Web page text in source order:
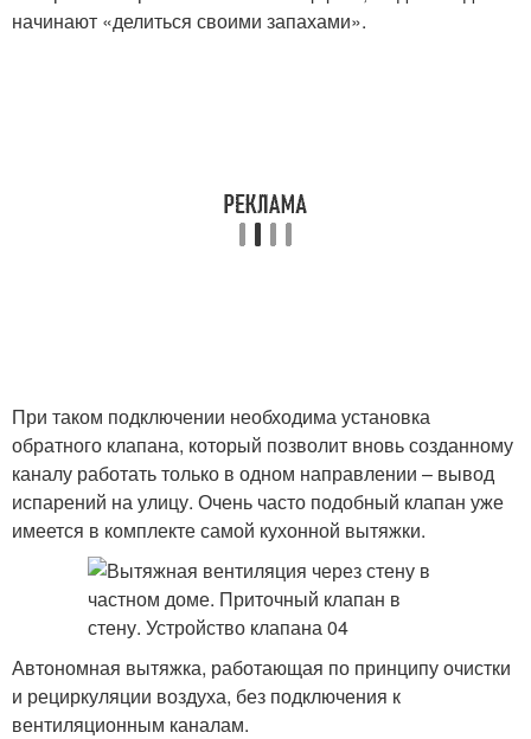
начинают «делиться своими запахами».
При таком подключении необходима установка
обратного клапана, который позволит вновь созданному
каналу работать только в одном направлении – вывод
испарений на улицу. Очень часто подобный клапан уже
имеется в комплекте самой кухонной вытяжки.
Автономная вытяжка, работающая по принципу очистки
и рециркуляции воздуха, без подключения к
вентиляционным каналам.